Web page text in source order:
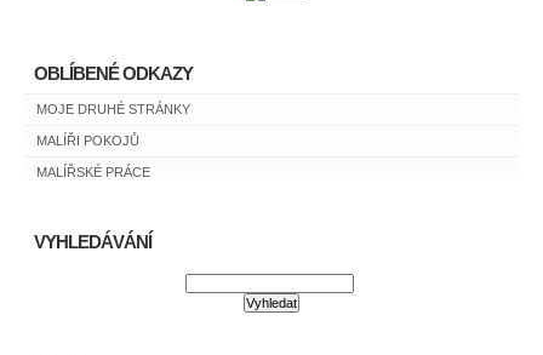
OBLÍBENÉ ODKAZY
MOJE DRUHÉ STRÁNKY
MALÍŘI POKOJŮ
MALÍŘSKÉ PRÁCE
VYHLEDÁVÁNÍ